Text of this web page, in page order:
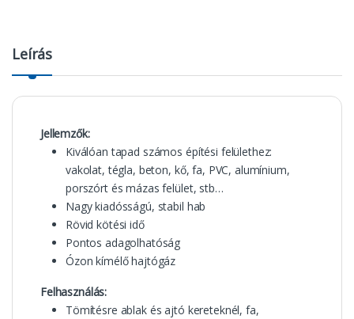
Leírás
Jellemzők:
Kiválóan tapad számos építési felülethez:
vakolat, tégla, beton, kő, fa, PVC, alumínium,
porszórt és mázas felület, stb…
Nagy kiadósságú, stabil hab
Rövid kötési idő
Pontos adagolhatóság
Ózon kímélő hajtógáz
Felhasználás:
Tömítésre ablak és ajtó kereteknél, fa,